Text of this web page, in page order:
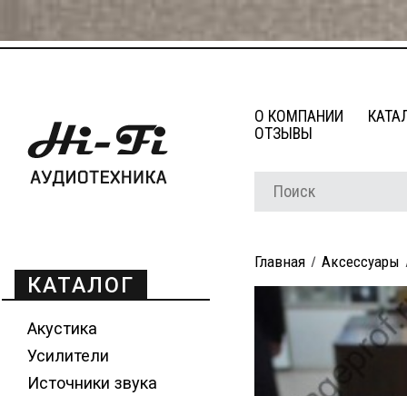
О КОМПАНИИ
ОТЗЫВЫ
КАТАЛОГ
Акустика
Усилители
Источники звука
Главная Аксессуары